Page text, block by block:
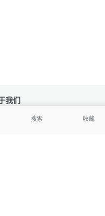
搜索 收藏
我们
每一个工具做成批量处理的产品